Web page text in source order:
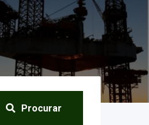
Procurar